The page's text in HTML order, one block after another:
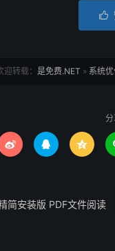

转载： 是免费.NET » 系统
分
  
简安装版 PDF文件阅读